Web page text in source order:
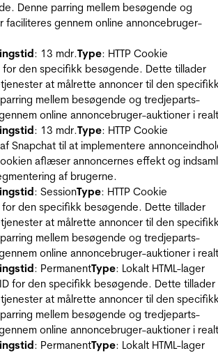
Denne parring mellem besøgende og
faciliteres gennem online annoncebruger-
: 13 mdr.Type: HTTP Cookie
den specifikk besøgende. Dette tillader
at målrette annoncer til den
mellem besøgende og tredjeparts-
online annoncebruger-auktioner i
: 13 mdr.Type: HTTP Cookie
Snapchat til at implementere
aflæser annoncernes effekt og
af brugerne.
: SessionType: HTTP Cookie
den specifikk besøgende. Dette tillader
at målrette annoncer til den
mellem besøgende og tredjeparts-
online annoncebruger-auktioner i
: PermanentType: Lokalt HTML-lager
for den specifikk besøgende. Dette tillader
at målrette annoncer til den
mellem besøgende og tredjeparts-
online annoncebruger-auktioner i
: PermanentType: Lokalt HTML-lager